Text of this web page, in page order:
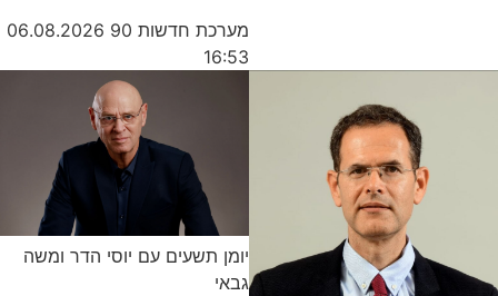
מערכת חדשות 90
06.08.2026
16:53
יומן תשעים עם יוסי הדר ומשה
גבאי